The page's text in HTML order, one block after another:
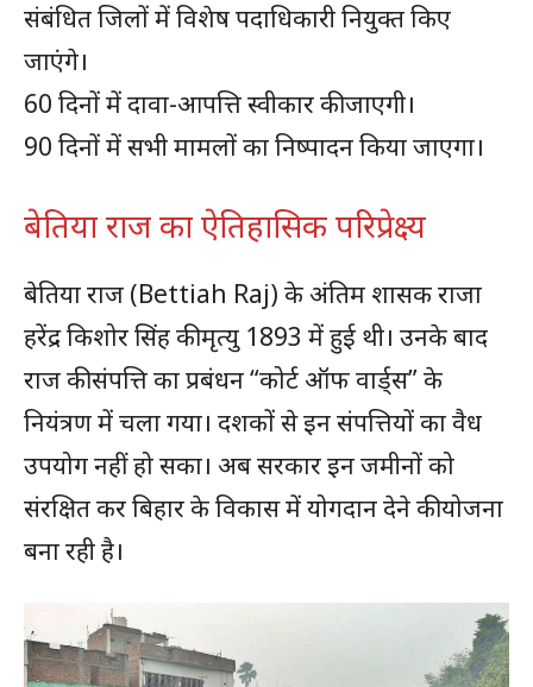
संबंधित जिलों में विशेष पदाधिकारी नियुक्त किए
जाएंगे।
60 दिनों में दावा-आपत्ति स्वीकार की जाएगी।
90 दिनों में सभी मामलों का निष्पादन किया जाएगा।
बेतिया राज का ऐतिहासिक परिप्रेक्ष्य
बेतिया राज (Bettiah Raj) के अंतिम शासक राजा
हरेंद्र किशोर सिंह की मृत्यु 1893 में हुई थी। उनके बाद
राज की संपत्ति का प्रबंधन “कोर्ट ऑफ वार्ड्स” के
नियंत्रण में चला गया। दशकों से इन संपत्तियों का वैध
उपयोग नहीं हो सका। अब सरकार इन जमीनों को
संरक्षित कर बिहार के विकास में योगदान देने की योजना
बना रही है।